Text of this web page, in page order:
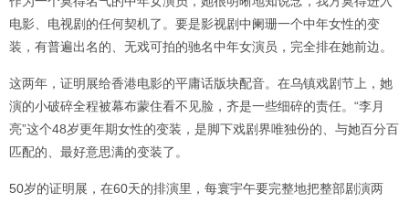
电影、电视剧的任何契机了。要是影视剧中阑珊一个中年女性的变
装，有普遍出名的、无戏可拍的驰名中年女演员，完全排在她前边。
这两年，证明展给香港电影的平庸话版块配音。在乌镇戏剧节上，她
演的小破碎全程被幕布蒙住看不见脸，齐是一些细碎的责任。“李月
亮”这个48岁更年期女性的变装，是脚下戏剧界唯独份的、与她百分百
匹配的、最好意思满的变装了。
50岁的证明展，在60天的排演里，每寰宇午要完整地把整部剧演两